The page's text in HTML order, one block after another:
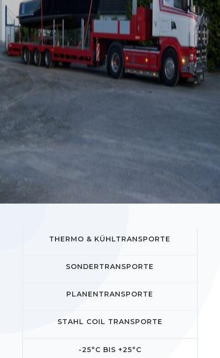
THERMO & KÜHLTRANSPORTE
SONDERTRANSPORTE
PLANENTRANSPORTE
STAHL COIL TRANSPORTE
-25°C BIS +25°C